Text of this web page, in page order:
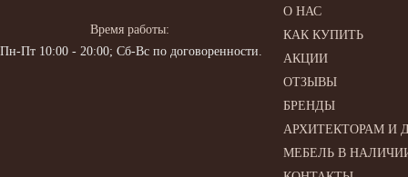
Время работы:
Пн-Пт 10:00 - 20:00; Сб-Вс по договоренности.
О НАС
КАК КУПИТЬ
АКЦИИ
ОТЗЫВЫ
БРЕНДЫ
АРХИТЕКТОРАМ И
МЕБЕЛЬ В